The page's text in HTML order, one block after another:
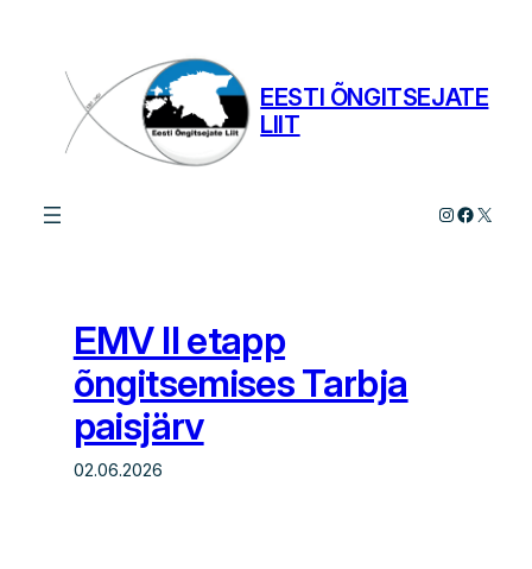
EESTI ÕNGITSEJATE
LIIT
Instagram
X
EMV II etapp
õngitsemises Tarbja
paisjärv
02.06.2026